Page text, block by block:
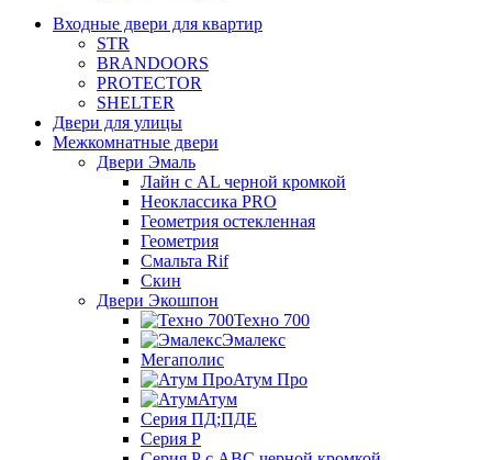
Входные двери для квартир
STR
BRANDOORS
PROTECTOR
SHELTER
Двери для улицы
Межкомнатные двери
Двери Эмаль
Лайн с AL черной кромкой
Неоклассика PRO
Геометрия остекленная
Геометрия
Смальта Rif
Скин
Двери Экошпон
Техно 700
Эмалекс
Мегаполис
Атум Про
Атум
Серия ПД;ПДЕ
Серия Р